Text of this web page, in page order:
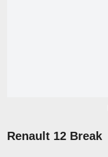
Renault 12 Break